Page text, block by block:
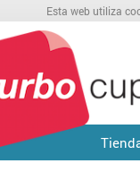
Esta web utiliza